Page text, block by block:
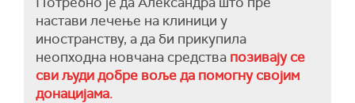
настави лечење на клиници у
иностранству, а да би прикупила
неопходна новчана средства позивају се
сви људи добре воље да помогну својим
донацијама.